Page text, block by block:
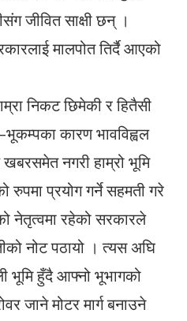
जीवित साक्षी छन् ।
मालपोत तिर्दै आएको
निकट छिमेकी र हितैसी
कारण भावविह्वल
खबरसमेत नगरी हाम्रो भूमि
रुपमा प्रयोग गर्ने सहमती गरे
नेतृत्वमा रहेको सरकारले
नोट पठायो । त्यस अघि
भूमि हुँदै आफ्नो भूभागको
जाने मोटर मार्ग बनाउने